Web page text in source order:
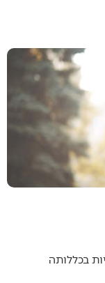
בכללותה